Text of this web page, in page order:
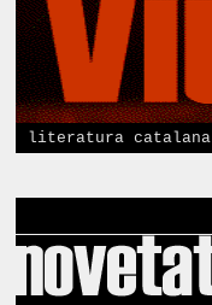
literatura catalana